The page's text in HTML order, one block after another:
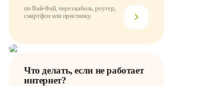
по Вай-Фай, через кабель, роутер,
смартфон или приставку.
Что делать, если не работает
интернет?